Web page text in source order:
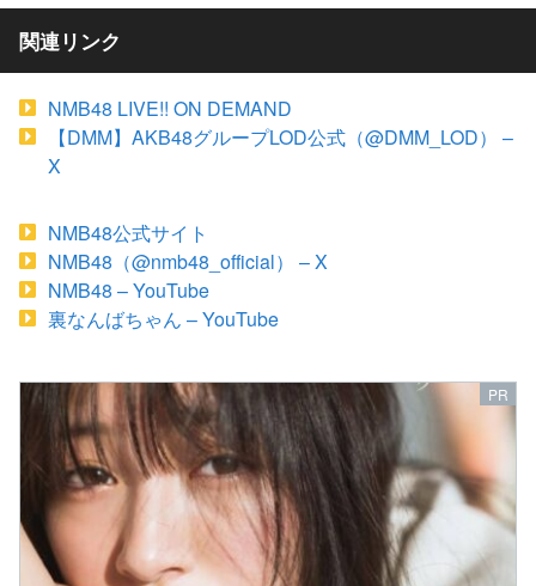
関連リンク
NMB48 LIVE!! ON DEMAND
【DMM】AKB48グループLOD公式（@DMM_LOD） –
X
NMB48公式サイト
NMB48（@nmb48_official） – X
NMB48 – YouTube
裏なんばちゃん – YouTube